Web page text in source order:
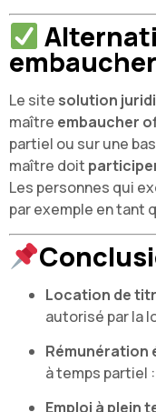
Le site solution
maître embaucher
partiel ou sur une
maître doit
Les personnes qui
par exemple en tant
Location de
autorisé par la
Rémunération
à temps partiel :
Emploi à plein